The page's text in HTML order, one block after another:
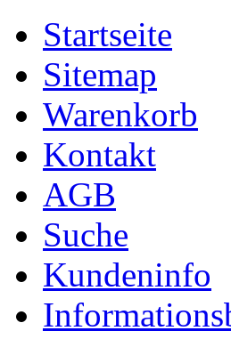
Startseite
Sitemap
Warenkorb
Kontakt
AGB
Suche
Kundeninfo